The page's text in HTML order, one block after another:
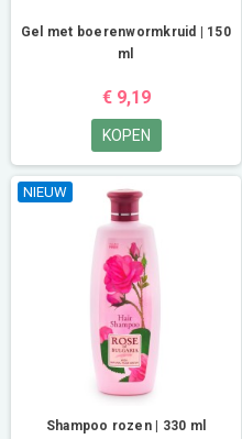
Gel met boerenwormkruid | 150
ml
€ 9,19
KOPEN
NIEUW
Shampoo rozen | 330 ml